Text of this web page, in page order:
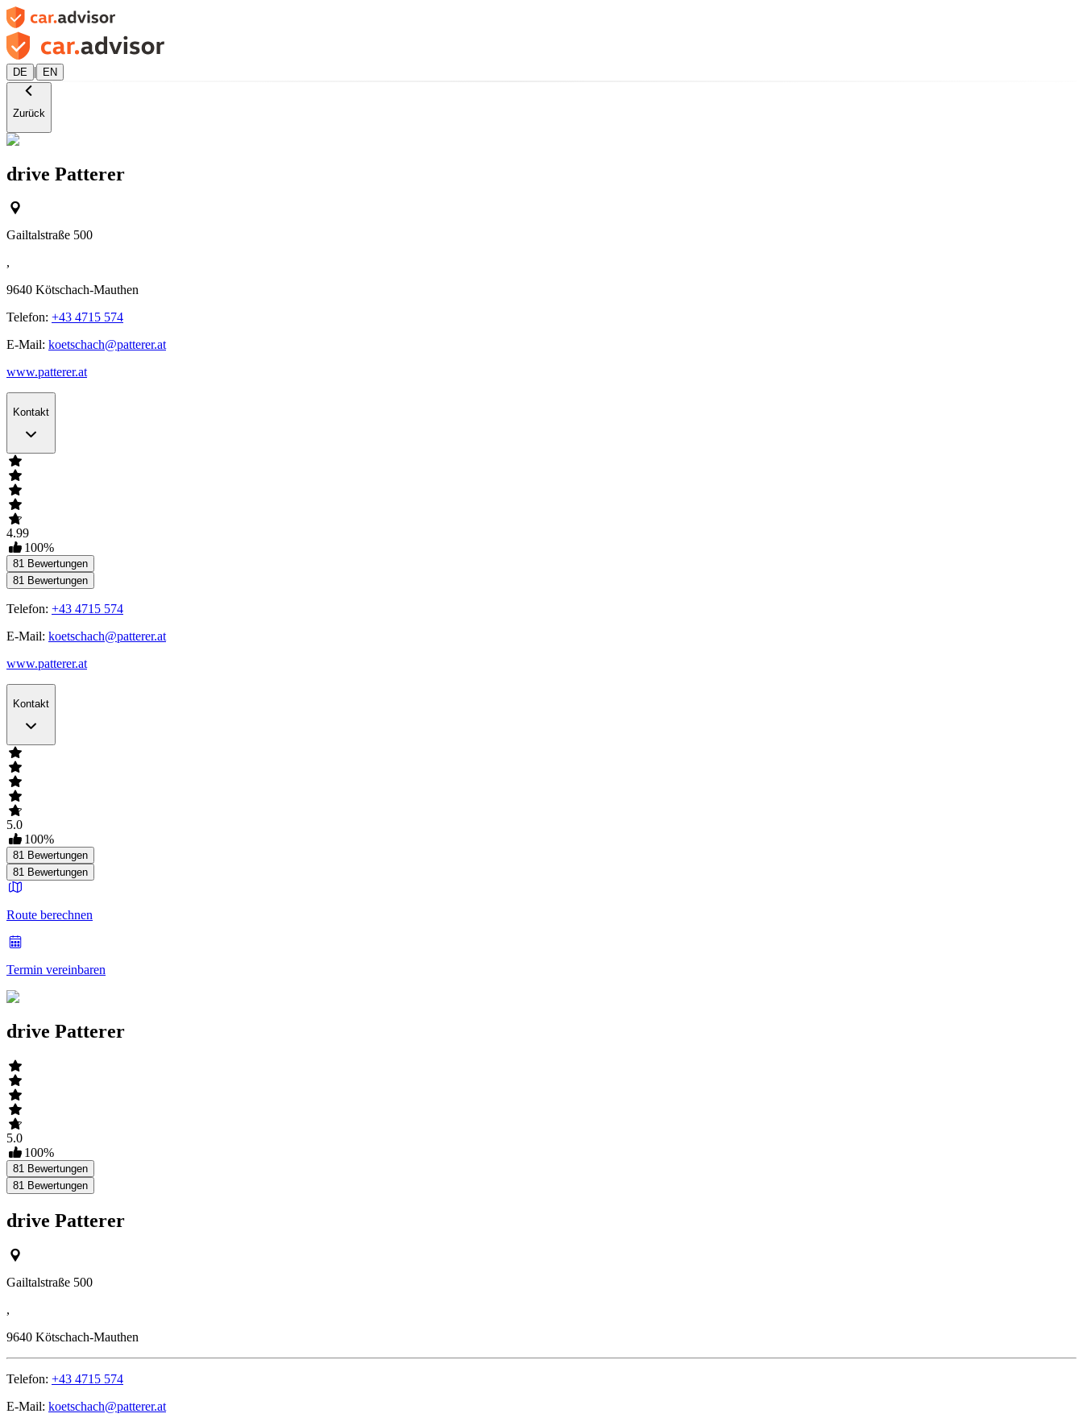
DE | EN
Zurück
drive Patterer
Gailtalstraße 500
,
9640 Kötschach-Mauthen
Telefon: +43 4715 574
E-Mail: koetschach@patterer.at
www.patterer.at
Kontakt
4.99
100%
81 Bewertungen
81 Bewertungen
Telefon: +43 4715 574
E-Mail: koetschach@patterer.at
www.patterer.at
Kontakt
5.0
100%
81 Bewertungen
81 Bewertungen
Route berechnen
Termin vereinbaren
drive Patterer
5.0
100%
81 Bewertungen
81 Bewertungen
drive Patterer
Gailtalstraße 500
,
9640 Kötschach-Mauthen
Telefon: +43 4715 574
E-Mail: koetschach@patterer.at